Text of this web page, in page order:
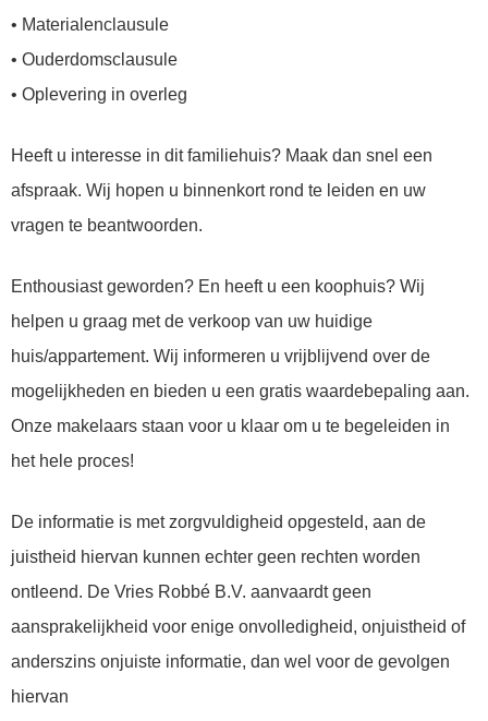
• Materialenclausule
• Ouderdomsclausule
• Oplevering in overleg
Heeft u interesse in dit familiehuis? Maak dan snel een
afspraak. Wij hopen u binnenkort rond te leiden en uw
vragen te beantwoorden.
Enthousiast geworden? En heeft u een koophuis? Wij
helpen u graag met de verkoop van uw huidige
huis/appartement. Wij informeren u vrijblijvend over de
mogelijkheden en bieden u een gratis waardebepaling aan.
Onze makelaars staan voor u klaar om u te begeleiden in
het hele proces!
De informatie is met zorgvuldigheid opgesteld, aan de
juistheid hiervan kunnen echter geen rechten worden
ontleend. De Vries Robbé B.V. aanvaardt geen
aansprakelijkheid voor enige onvolledigheid, onjuistheid of
anderszins onjuiste informatie, dan wel voor de gevolgen
hiervan